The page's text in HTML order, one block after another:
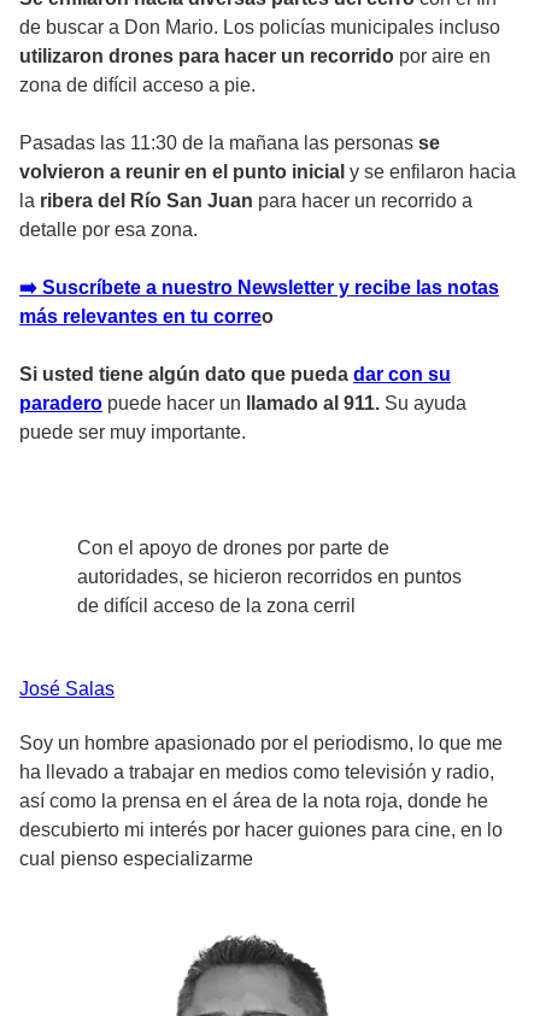
de buscar a Don Mario. Los policías municipales incluso
utilizaron drones para hacer un recorrido por aire en
zona de difícil acceso a pie.
Pasadas las 11:30 de la mañana las personas se
volvieron a reunir en el punto inicial y se enfilaron hacia
la ribera del Río San Juan para hacer un recorrido a
detalle por esa zona.
➡️ Suscríbete a nuestro Newsletter y recibe las notas
más relevantes en tu correo
Si usted tiene algún dato que pueda dar con su
paradero puede hacer un llamado al 911. Su ayuda
puede ser muy importante.
Con el apoyo de drones por parte de
autoridades, se hicieron recorridos en puntos
de difícil acceso de la zona cerril
José Salas
Soy un hombre apasionado por el periodismo, lo que me
ha llevado a trabajar en medios como televisión y radio,
así como la prensa en el área de la nota roja, donde he
descubierto mi interés por hacer guiones para cine, en lo
cual pienso especializarme